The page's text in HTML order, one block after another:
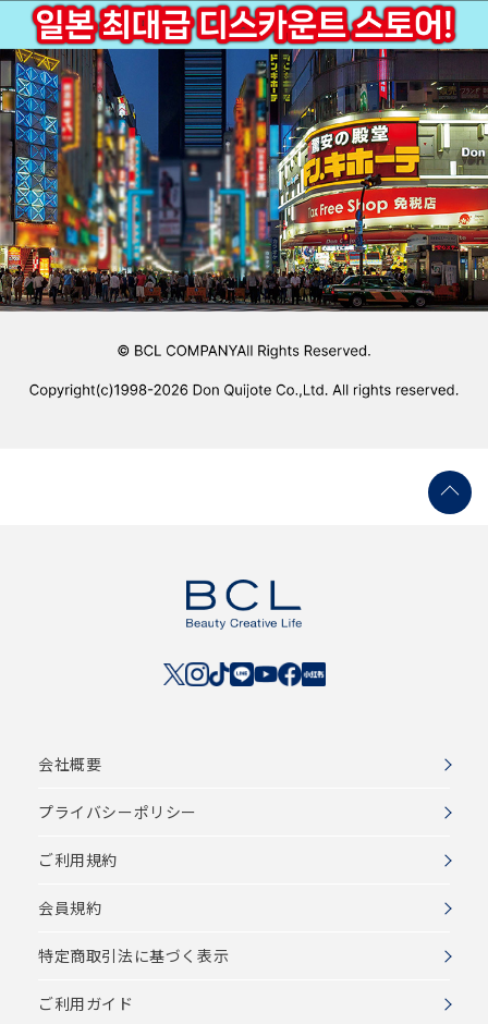
会社概要
プライバシーポリシー
ご利用規約
会員規約
特定商取引法に基づく表示
ご利用ガイド